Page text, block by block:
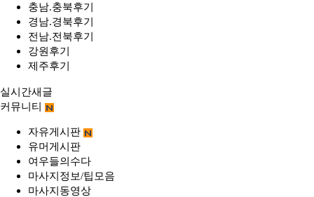
충남.충북후기
경남.경북후기
전남.전북후기
강원후기
제주후기
실시간새글
커뮤니티
자유게시판
유머게시판
여우들의수다
마사지정보/팁모음
마사지동영상